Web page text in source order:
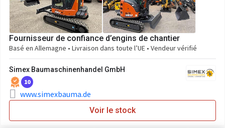
Fournisseur de confiance d’engins de chantier
Basé en Allemagne • Livraison dans toute l’UE • Vendeur vérifié
Simex Baumaschinenhandel GmbH
10
www.simexbauma.de
Voir le stock